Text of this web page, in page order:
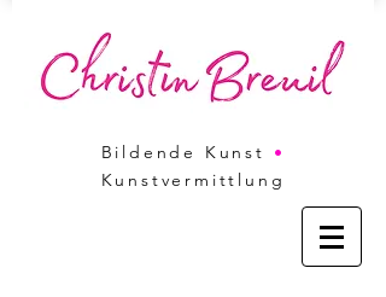
Bildende Kunst •
Kunstvermittlung